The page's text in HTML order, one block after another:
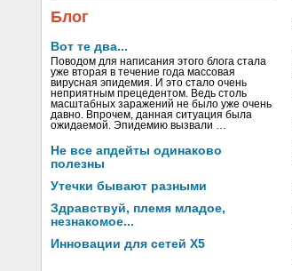
Блог
Вот те два...
Поводом для написания этого блога стала
уже вторая в течение года массовая
вирусная эпидемия. И это стало очень
неприятным прецедентом. Ведь столь
масштабных заражений не было уже очень
давно. Впрочем, данная ситуация была
ожидаемой. Эпидемию вызвали …
Не все апдейты одинаково
полезны
Утечки бывают разными
Здравствуй, племя младое,
незнакомое...
Инновации для сетей X5